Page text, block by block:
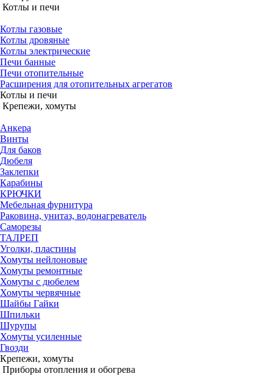
Котлы и печи
Котлы газовые
Котлы дровяные
Котлы электрические
Печи банные
Печи отопительные
Расширения для отопительных агрегатов
Котлы и печи
Крепежи, хомуты
Анкера
Винты
Для баков
Дюбеля
Заклепки
Карабины
КРЮЧКИ
Мебельная фурнитура
Раковина, унитаз, водонагреватель
Саморезы
ТАЛРЕП
Уголки, пластины
Хомуты нейлоновые
Хомуты ремонтные
Хомуты с дюбелем
Хомуты червячные
Шайбы Гайки
Шпильки
Шурупы
Хомуты усиленные
Гвозди
Крепежи, хомуты
Приборы отопления и обогрева